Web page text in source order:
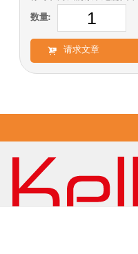
数量:
请求文章